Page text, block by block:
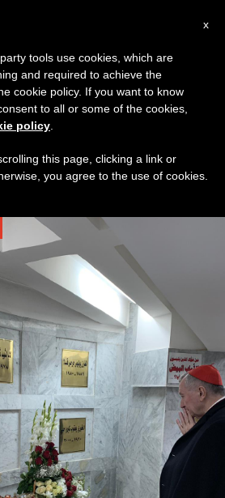
Tagged
x
tools use cookies, which are
and required to achieve the
cookie policy. If you want to know
to all or some of the cookies,
policy
this page, clicking a link or
you agree to the use of cookies.